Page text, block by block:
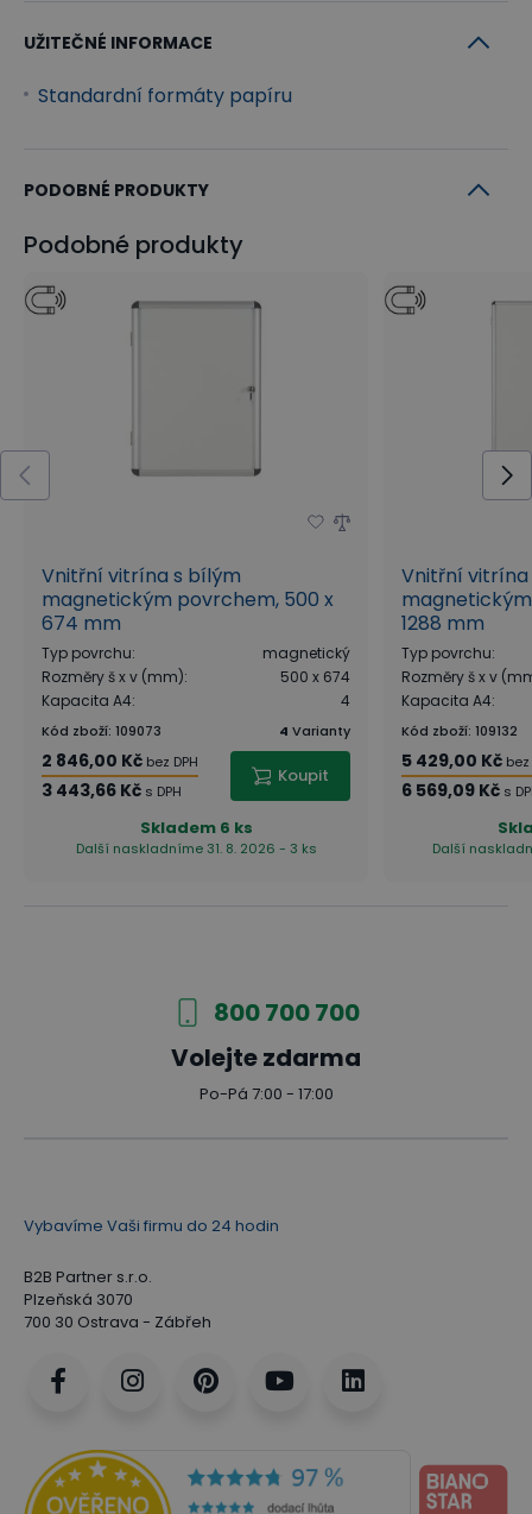
UŽITEČNÉ INFORMACE
Standardní formáty papíru
PODOBNÉ PRODUKTY
Podobné produkty
Vnitřní vitrína s bílým
magnetickým povrchem, 500 x
674 mm
Typ povrchu:
magnetický
Rozměry š x v (mm):
500 x 674
Kapacita A4: 4
Kód zboží: 109073 4 Varianty
2 846,00 Kč bez DPH
3 443,66 Kč s DPH
Koupit
Skladem 6 ks
Další naskladníme 31. 8. 2026 - 3 ks
Vnitřní
1288 mm
Typ povrchu:
Rozměry š x v
Kapacita A4:
Kód zboží: 109132
5 429,00 Kč bez
6 569,09 Kč s
Další
800 700 700
Volejte zdarma
Po-Pá 7:00 - 17:00
Vybavíme Vaši firmu do 24 hodin
B2B Partner s.r.o.
Plzeňská 3070
700 30 Ostrava - Zábřeh